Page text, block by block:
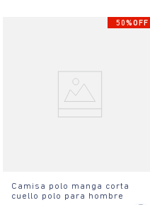
50%OFF
Camisa polo manga corta
cuello polo para hombre